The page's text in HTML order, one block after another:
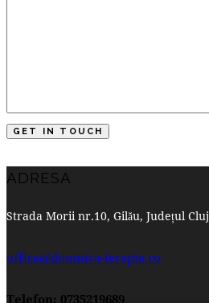
ADRESA
Strada Morii nr.10, Gilău, Județul Cluj
office@domnica-terapie.ro
Telefon: 0735219689